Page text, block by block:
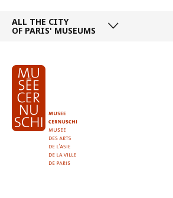
ALL THE CITY
OF PARIS' MUSEUMS